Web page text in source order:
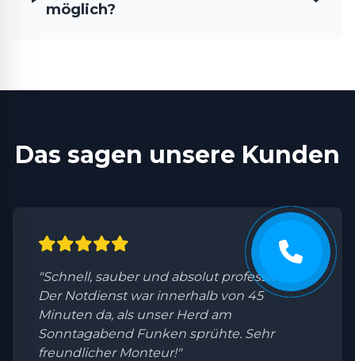
möglich?
Das sagen unsere Kunden
"Schnell, sauber und absolut professionell.
Der Notdienst war innerhalb von 45
Minuten da, als unser Herd am
Sonntagabend Funken sprühte. Sehr
freundlicher Monteur!"